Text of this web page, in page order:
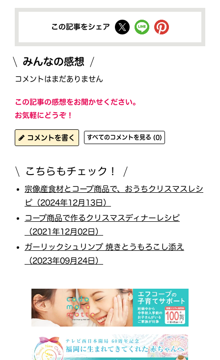
この記事をシェア
みんなの感想
コメントはまだありません
この記事の感想をお聞かせください。
お気軽にどうぞ！
コメントを書く すべてのコメントを見る (0)
こちらもチェック！
宗像産食材とコープ商品で、おうちクリスマスレシ
ピ（2024年12月13日）
コープ商品で作るクリスマスディナーレシピ
（2021年12月02日）
ガーリックシュリンプ 焼きとうもろこし添え
（2023年09月24日）